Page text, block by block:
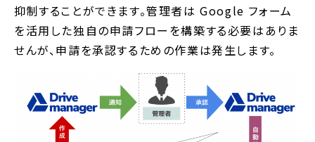
抑制することができます。管理者は Google フォーム
を活用した独自の申請フローを構築する必要はありま
せんが、申請を承認するための作業は発生します。